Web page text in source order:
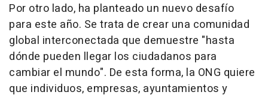
Por otro lado, ha planteado un nuevo desafío
para este año. Se trata de crear una comunidad
global interconectada que demuestre "hasta
dónde pueden llegar los ciudadanos para
cambiar el mundo". De esta forma, la ONG quiere
que individuos, empresas, ayuntamientos y